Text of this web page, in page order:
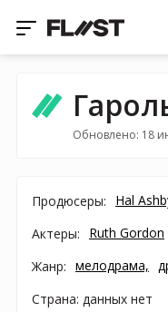
Обновлено: 18
Продюсеры: Hal
Актеры:
Ruth Gordon
Жанр: мелодрама,
Страна: данных нет